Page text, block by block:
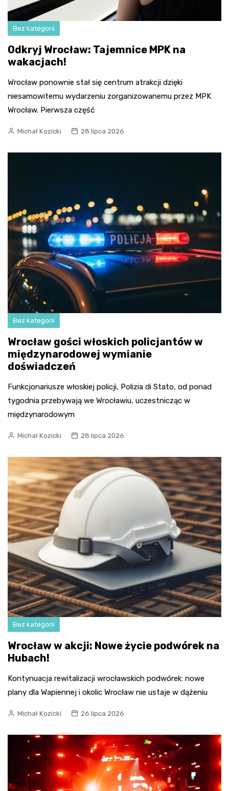
Bez kategorii
Odkryj Wrocław: Tajemnice MPK na
wakacjach!
Wrocław ponownie stał się centrum atrakcji dzięki
niesamowitemu wydarzeniu zorganizowanemu przez MPK
Wrocław. Pierwsza część
Michał Kozicki 28 lipca 2026
Bez kategorii
Wrocław gości włoskich policjantów w
międzynarodowej wymianie
doświadczeń
Funkcjonariusze włoskiej policji, Polizia di Stato, od ponad
tygodnia przebywają we Wrocławiu, uczestnicząc w
międzynarodowym
Michał Kozicki 28 lipca 2026
Bez kategorii
Wrocław w akcji: Nowe życie podwórek na
Hubach!
Kontynuacja rewitalizacji wrocławskich podwórek: nowe
plany dla Wapiennej i okolic Wrocław nie ustaje w dążeniu
Michał Kozicki 26 lipca 2026